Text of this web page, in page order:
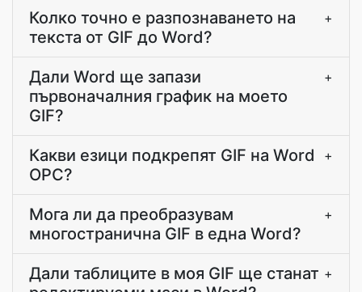
Колко точно е разпознаването на
текста от GIF до Word?
+
Дали Word ще запази
първоначалния график на моето
GIF?
+
Какви езици подкрепят GIF на Word
ОРС?
+
Мога ли да преобразувам
многостранична GIF в една Word?
+
Дали таблиците в моя GIF ще станат +